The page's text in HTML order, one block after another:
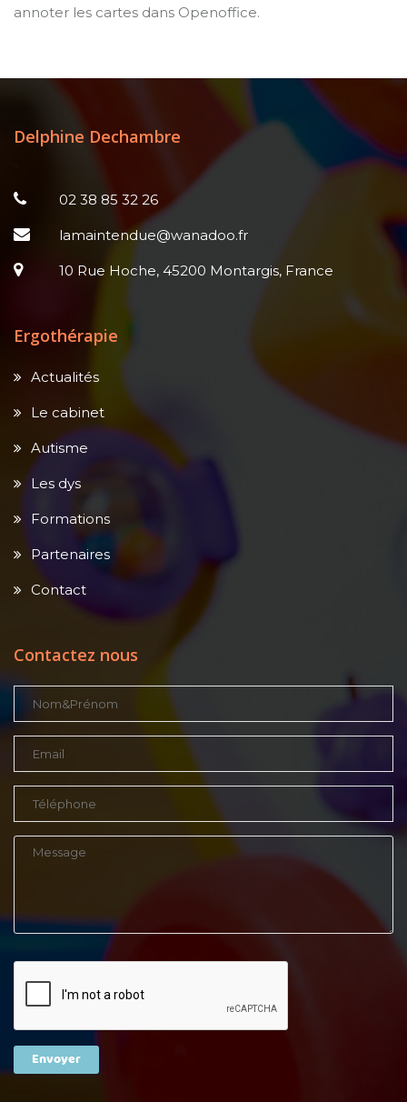
annoter les cartes dans Openoffice.
Delphine Dechambre
02 38 85 32 26
lamaintendue@wanadoo.fr
10 Rue Hoche, 45200 Montargis, France
Ergothérapie
Actualités
Le cabinet
Autisme
Les dys
Formations
Partenaires
Contact
Contactez nous